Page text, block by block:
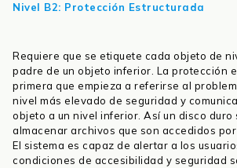
Nivel B2: Protección Estructurada
Requiere que se etiquete cada objeto de
padre de un objeto inferior. La protección
primera que empieza a referirse al
nivel más elevado de seguridad y
objeto a un nivel inferior. Así un disco
almacenar archivos que son accedidos por
El sistema es capaz de alertar a los
condiciones de accesibilidad y seguridad